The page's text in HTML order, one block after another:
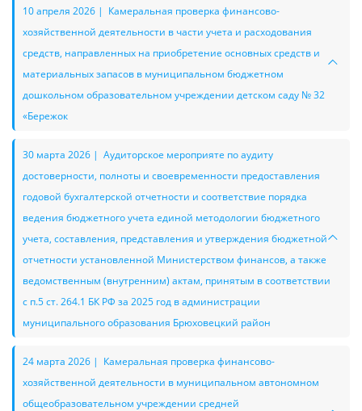
10 апреля 2026 | Камеральная проверка финансово-
хозяйственной деятельности в части учета и расходования
средств, направленных на приобретение основных средств и
материальных запасов в муниципальном бюджетном
дошкольном образовательном учреждении детском саду № 32
«Бережок
30 марта 2026 | Аудиторское мероприяте по аудиту
достоверности, полноты и своевременности предоставления
годовой бухгалтерской отчетности и соответствие порядка
ведения бюджетного учета единой методологии бюджетного
учета, составления, представления и утверждения бюджетной
отчетности установленной Министерством финансов, а также
ведомственным (внутренним) актам, принятым в соответствии
с п.5 ст. 264.1 БК РФ за 2025 год в администрации
муниципального образования Брюховецкий район
24 марта 2026 | Камеральная проверка финансово-
хозяйственной деятельности в муниципальном автономном
общеобразовательном учреждении средней